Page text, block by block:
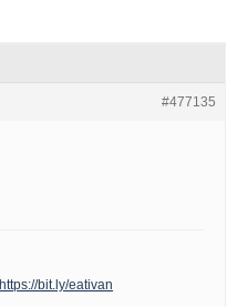
#477135
https://bit.ly/eativan